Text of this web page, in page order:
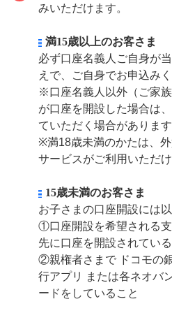
みいただけます。
満15歳以上のお客さま
必ず口座名義人ご自身が
えで、ご自身でお申込みく
※口座名義人以外（ご家
が口座を開設した場合は
ていただく場合があります
※満18歳未満のかたは、外
サービスがご利用いただけ
15歳未満のお客さま
お子さまの口座開設には
①口座開設を希望される
先に口座を開設されてい
②親権者さまで ドコモの
行アプリ または各ネオバ
ードをしていること